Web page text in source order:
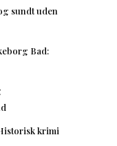
sundt uden
Bad:
krimi